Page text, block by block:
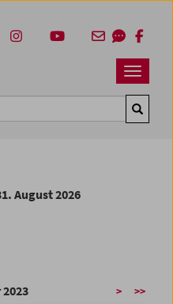
Navbar
August 2026
2023 > >>